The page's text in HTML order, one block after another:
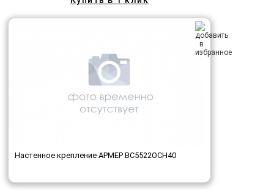
Настенное крепление АРМЕР ВС5522ОСН40